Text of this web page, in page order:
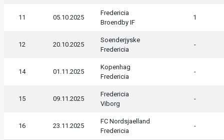
11 05.10.2025
Fredericia
Broendby IF
1
12 20.10.2025
Soenderjyske
Fredericia
-
14 01.11.2025
Kopenhag
Fredericia
-
15 09.11.2025
Fredericia
Viborg
-
16 23.11.2025
FC Nordsjaelland
Fredericia
-